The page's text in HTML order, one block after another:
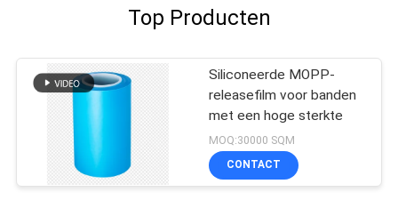
Top Producten
Siliconeerde MOPP-
releasefilm voor banden
met een hoge sterkte
MOQ:30000 SQM
CONTACT